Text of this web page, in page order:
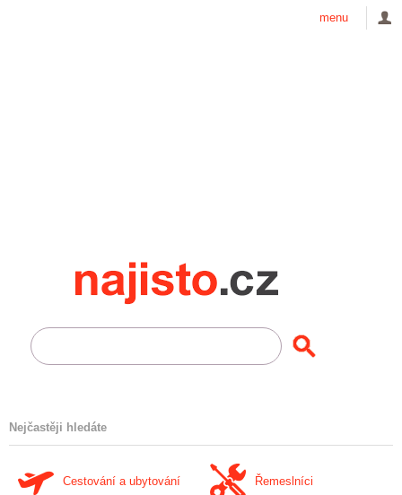
menu
Nejčastěji hledáte
Cestování a ubytování Řemeslníci